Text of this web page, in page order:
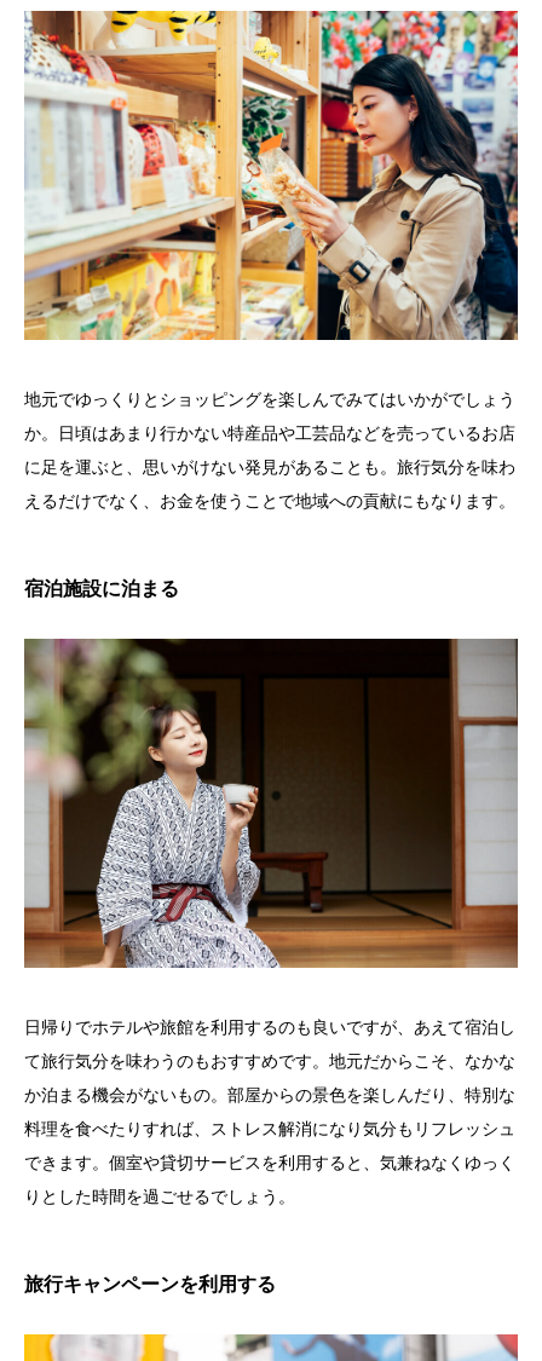
地元でゆっくりとショッピングを楽しんでみてはいかがでしょう
か。日頃はあまり行かない特産品や工芸品などを売っているお店
に足を運ぶと、思いがけない発見があることも。旅行気分を味わ
えるだけでなく、お金を使うことで地域への貢献にもなります。
宿泊施設に泊まる
日帰りでホテルや旅館を利用するのも良いですが、あえて宿泊し
て旅行気分を味わうのもおすすめです。地元だからこそ、なかな
か泊まる機会がないもの。部屋からの景色を楽しんだり、特別な
料理を食べたりすれば、ストレス解消になり気分もリフレッシュ
できます。個室や貸切サービスを利用すると、気兼ねなくゆっく
りとした時間を過ごせるでしょう。
旅行キャンペーンを利用する